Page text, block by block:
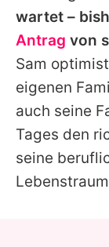
wartet –
Antrag von
Sam
eigenen
auch seine
Tages den
seine